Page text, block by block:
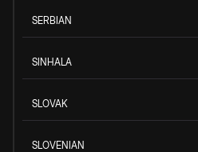
SERBIAN
SINHALA
SLOVAK
SLOVENIAN